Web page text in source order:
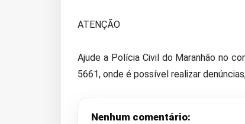
ATENÇÃO
Ajude a Polícia Civil do Maranhão no
5661, onde é possível realizar
Nenhum comentário: